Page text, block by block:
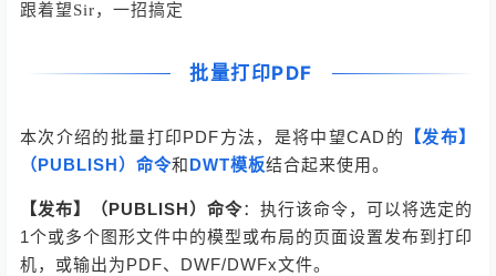
跟着望Sir，一招搞定
批量打印PDF
本次介绍的批量打印PDF方法，是将中望CAD的
【发布】
（PUBLISH）命令和DWT模板结合起来使用。
【发布】（PUBLISH）命令：执行该命令，可以将选定的
1个或多个图形文件中的模型或布局的页面设置发布到打印
机，或输出为PDF、DWF/DWFx文件。